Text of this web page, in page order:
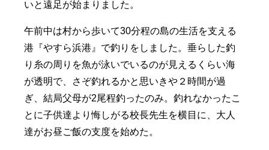
いと遠足が始まりました。
午前中は村から歩いて30分程の島の生活を支える
港『やすら浜港』で釣りをしました。垂らした釣
り糸の周りを魚が泳いでいるのが見えるくらい海
が透明で、さぞ釣れるかと思いきや２時間が過
ぎ、結局父母が2尾程釣ったのみ。釣れなかったこ
とに子供達より悔しがる校長先生を横目に、大人
達がお昼ご飯の支度を始めた。